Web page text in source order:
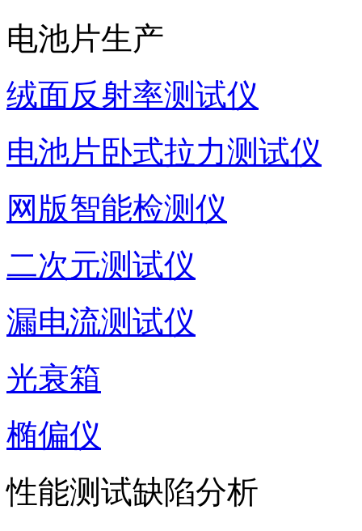
电池片生产
绒面反射率测试仪
电池片卧式拉力测试仪
网版智能检测仪
二次元测试仪
漏电流测试仪
光衰箱
椭偏仪
性能测试缺陷分析